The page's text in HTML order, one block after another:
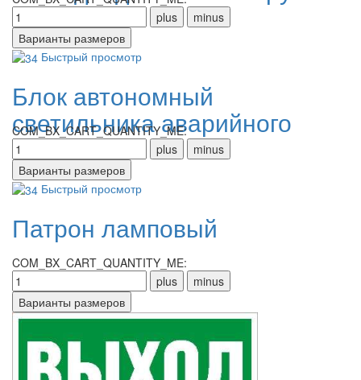
Быстрый просмотр
Блок автономный
светильника аварийного
освещения
COM_BX_CART_QUANTITY_ME:
Быстрый просмотр
Патрон ламповый
COM_BX_CART_QUANTITY_ME: